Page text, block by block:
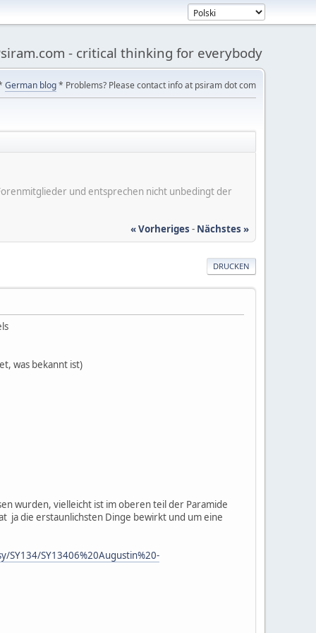
- critical thinking for everybody
German blog* Problems? Please contact info at psiram dot com
und entsprechen nicht unbedingt der
« Vorheriges - Nächstes »
DRUCKEN
was bekannt ist)
wurden, vielleicht ist im oberen teil der Paramide
ja die erstaunlichsten Dinge bewirkt und um eine
SY13406%20Augustin%20-